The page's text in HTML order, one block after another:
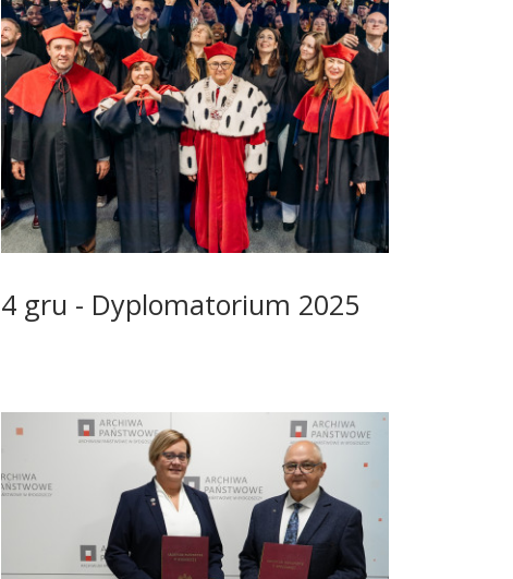
4 gru - Dyplomatorium 2025